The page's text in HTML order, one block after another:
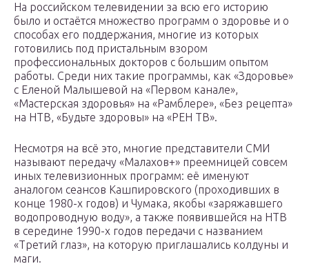
На российском телевидении за всю его историю
было и остаётся множество программ о здоровье и о
способах его поддержания, многие из которых
готовились под пристальным взором
профессиональных докторов с большим опытом
работы. Среди них такие программы, как «Здоровье»
с Еленой Малышевой на «Первом канале»,
«Мастерская здоровья» на «Рамблере», «Без рецепта»
на НТВ, «Будьте здоровы» на «РЕН ТВ».
Несмотря на всё это, многие представители СМИ
называют передачу «Малахов+» преемницей совсем
иных телевизионных программ: её именуют
аналогом сеансов Кашпировского (проходивших в
конце 1980-х годов) и Чумака, якобы «заряжавшего
водопроводную воду», а также появившейся на НТВ
в середине 1990-х годов передачи с названием
«Третий глаз», на которую приглашались колдуны и
маги.